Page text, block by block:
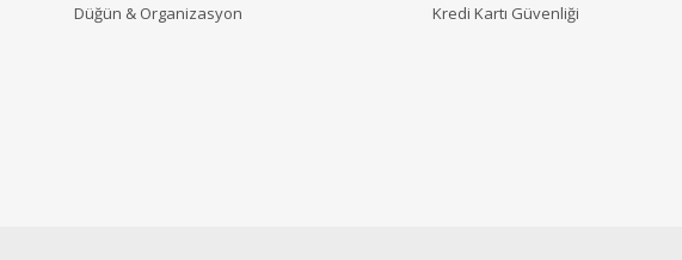
Düğün & Organizasyon
Kredi Kartı Güvenliği